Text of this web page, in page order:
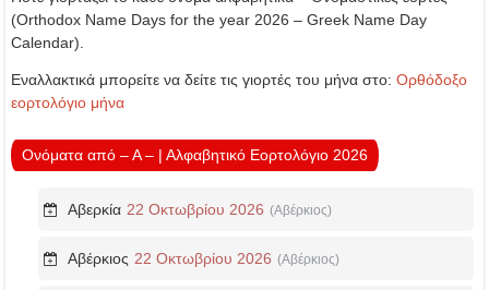
(Orthodox Name Days for the year 2026 – Greek Name Day
Calendar).
Εναλλακτικά μπορείτε να δείτε τις γιορτές του μήνα στο: Ορθόδοξο
εορτολόγιο μήνα
Ονόματα από – Α – | Αλφαβητικό Εορτολόγιο 2026
Αβερκία 22 Οκτωβρίου 2026 (Αβέρκιος)
Αβέρκιος 22 Οκτωβρίου 2026 (Αβέρκιος)